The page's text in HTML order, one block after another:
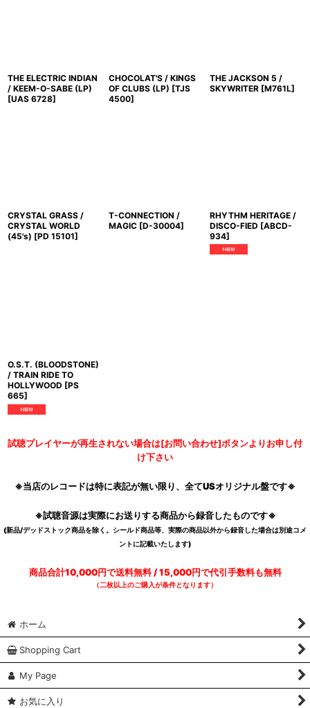
THE ELECTRIC INDIAN
/ KEEM-O-SABE (LP)
[UAS 6728]
CHOCOLAT'S / KINGS
OF CLUBS (LP) [TJS
4500]
THE JACKSON 5 /
SKYWRITER [M761L]
CRYSTAL GRASS /
CRYSTAL WORLD
(45's) [PD 15101]
T-CONNECTION /
MAGIC [D-30004]
RHYTHM HERITAGE /
DISCO-FIED [ABCD-
934]
O.S.T. (BLOODSTONE)
/ TRAIN RIDE TO
HOLLYWOOD [PS
665]
試聴プレイヤーが再生されない場合は[お問い合わせ]ボタンよりお申し付
け下さい
※当店のレコードは特に表記が無い限り、全てUSオリジナル盤です※
※試聴音源は実際にお送りする商品から録音したものです※
(新品/デッドストック商品を除く。シールド商品等、実際の商品以外から録音した場合は別途コメ
ントに記載いたします)
商品合計10,000円で送料無料 / 15,000円で代引手数料も無料
（二枚以上のご購入が条件となります）
ホーム
Shopping Cart
My Page
お気に入り